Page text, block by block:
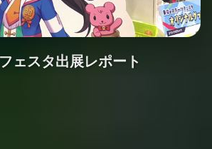
ェスタ出展レポート